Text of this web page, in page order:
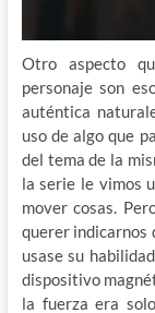
Otro aspecto
personaje son
auténtica
uso de algo que
del tema de la
la serie le vimos
mover cosas.
querer indicarnos
usase su
dispositivo
la fuerza era